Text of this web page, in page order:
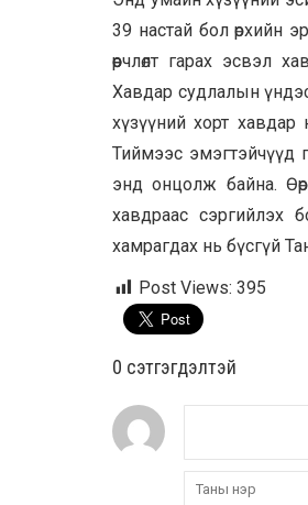
39 настай бол өрхийн
өөрчлөлт гарах
Хавдар судлалын
хүзүүний хорт
Тиймээс эмэгтэйчүүд
энд онцолж байна.
хавдраас сэргийлэх
хамрагдах нь бүсгүй
Post Views: 395
0 cэтгэгдэлтэй